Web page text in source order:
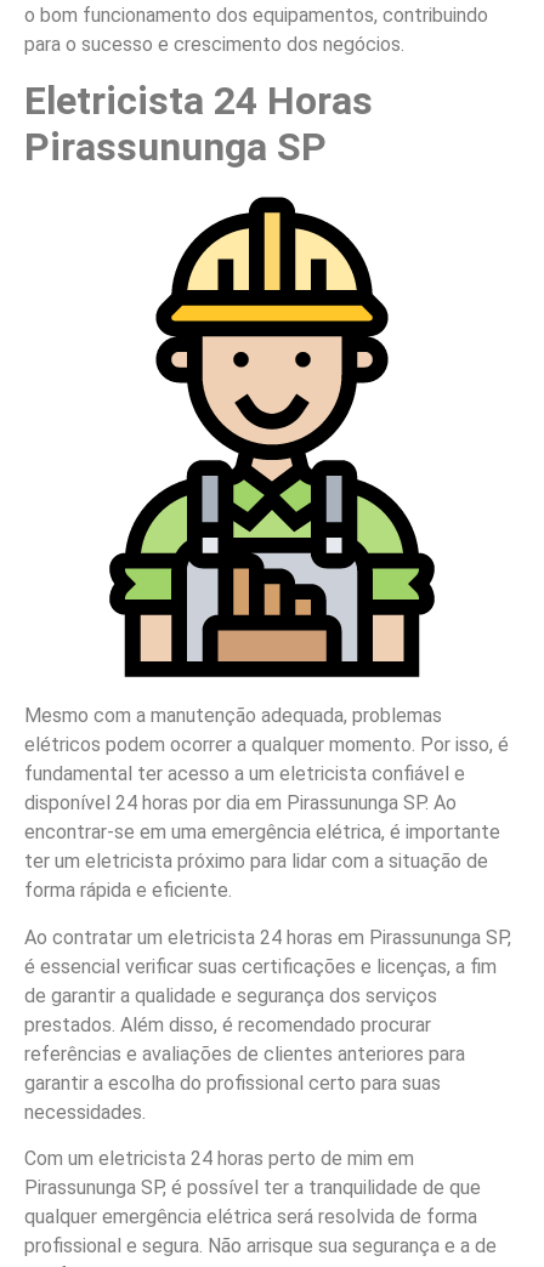
o bom funcionamento dos equipamentos, contribuindo
para o sucesso e crescimento dos negócios.
Eletricista 24 Horas
Pirassununga SP
Mesmo com a manutenção adequada, problemas
elétricos podem ocorrer a qualquer momento. Por isso, é
fundamental ter acesso a um eletricista confiável e
disponível 24 horas por dia em Pirassununga SP. Ao
encontrar-se em uma emergência elétrica, é importante
ter um eletricista próximo para lidar com a situação de
forma rápida e eficiente.
Ao contratar um eletricista 24 horas em Pirassununga SP,
é essencial verificar suas certificações e licenças, a fim
de garantir a qualidade e segurança dos serviços
prestados. Além disso, é recomendado procurar
referências e avaliações de clientes anteriores para
garantir a escolha do profissional certo para suas
necessidades.
Com um eletricista 24 horas perto de mim em
Pirassununga SP, é possível ter a tranquilidade de que
qualquer emergência elétrica será resolvida de forma
profissional e segura. Não arrisque sua segurança e a de